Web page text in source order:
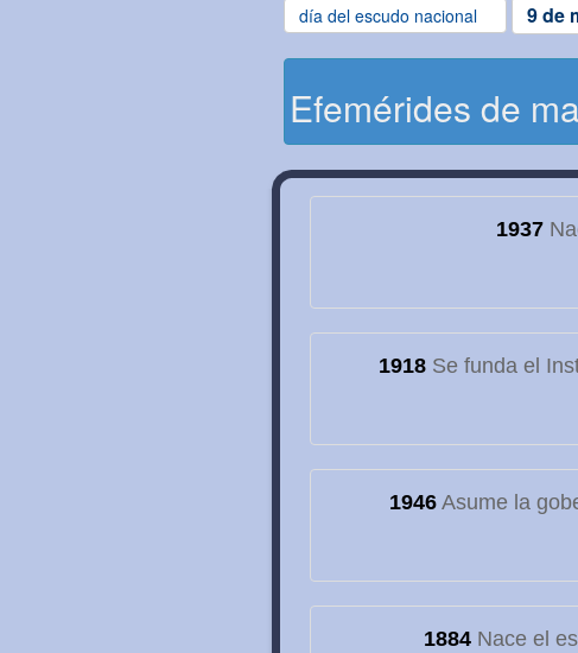
día del escudo nacional
9 de
Efemérides de
1937
1918Se funda el
1946Asume la
1884 Nace el